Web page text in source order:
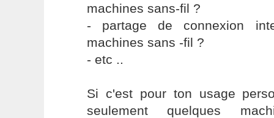
machines sans-fil ?
- partage de connexion
machines sans -fil ?
- etc ..
Si c'est pour ton usage
seulement quelques